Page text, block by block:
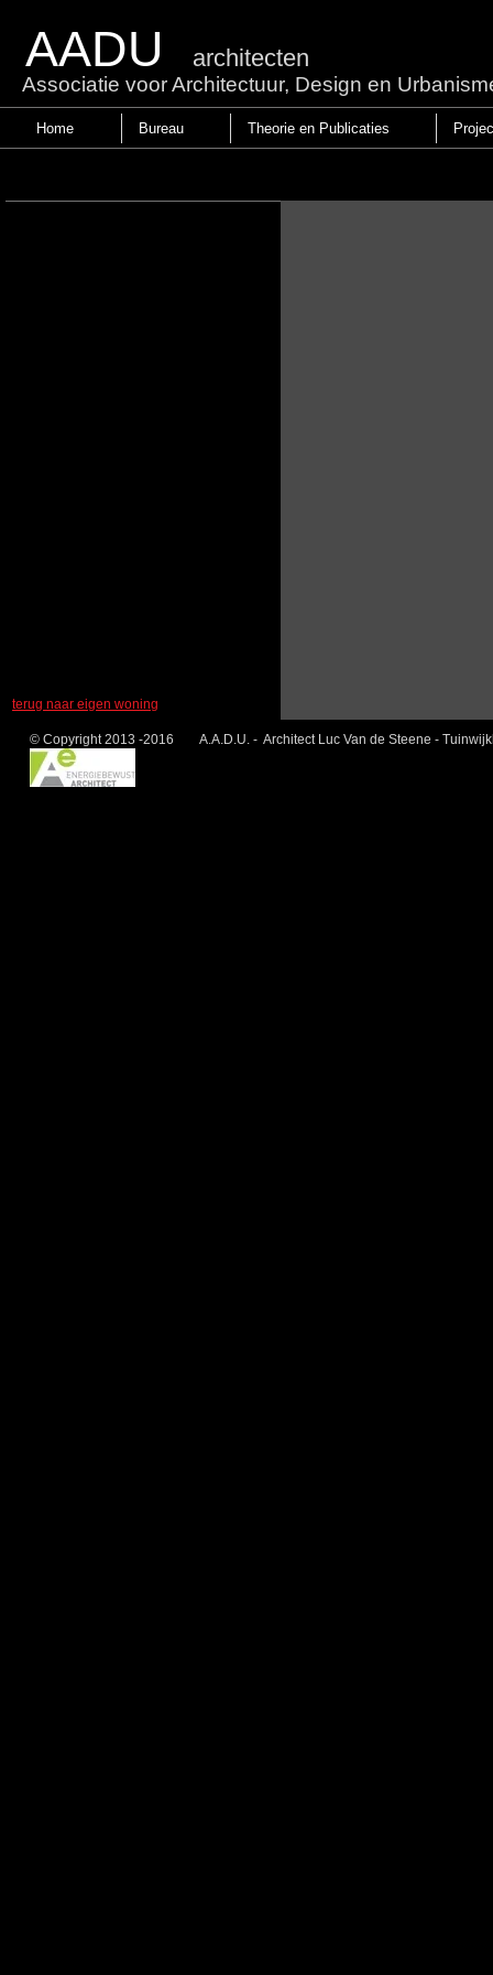
AADU architecten
Associatie voor Architectuur, Design en
Home Bureau Theorie en Publicaties
terug naar eigen woning
© Copyright 2013 -2016 A.A.D.U. - Architect Luc Van de Steene -